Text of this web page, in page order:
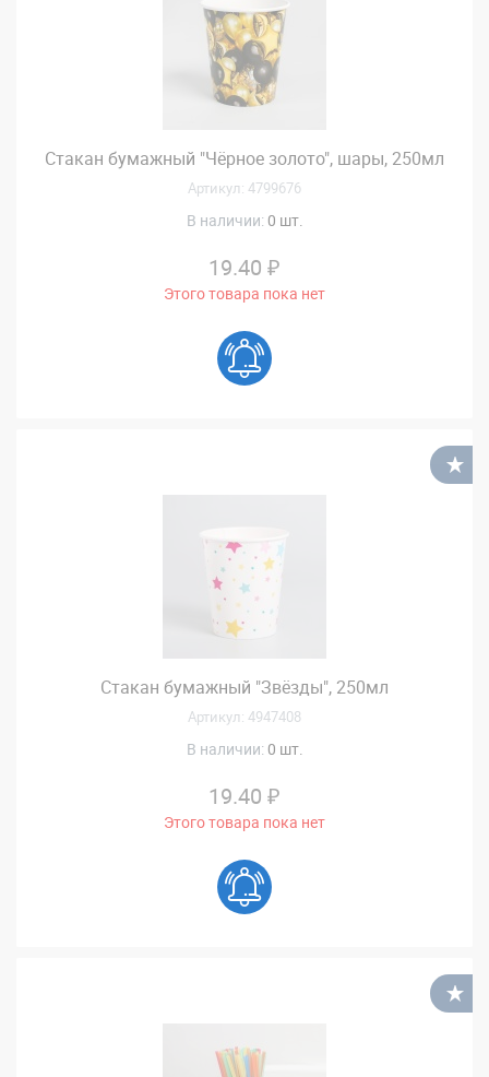
Стакан бумажный "Чёрное золото", шары, 250мл
Артикул: 4799676
В наличии: 0 шт.
19.40 ₽
Этого товара пока нет
Стакан бумажный "Звёзды", 250мл
Артикул: 4947408
В наличии: 0 шт.
19.40 ₽
Этого товара пока нет